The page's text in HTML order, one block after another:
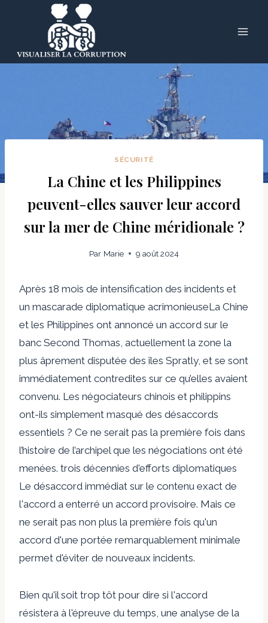
SÉCURITÉ
La Chine et les Philippines
peuvent-elles sauver leur accord
sur la mer de Chine méridionale ?
Par Marie 9 août 2024
Après 18 mois de intensification des incidents et
un mascarade diplomatique acrimonieuseLa Chine
et les Philippines ont annoncé un accord sur le
banc Second Thomas, actuellement la zone la
plus âprement disputée des îles Spratly, et se sont
immédiatement contredites sur ce qu’elles avaient
convenu. Les négociateurs chinois et philippins
ont-ils simplement masqué des désaccords
essentiels ? Ce ne serait pas la première fois dans
l’histoire de l’archipel que les négociations ont été
menées. trois décennies d'efforts diplomatiques
Le désaccord immédiat sur le contenu exact de
l'accord a enterré un accord provisoire. Mais ce
ne serait pas non plus la première fois qu'un
accord d'une portée remarquablement minimale
permet d'éviter de nouveaux incidents.
Bien qu'il soit trop tôt pour dire si l'accord
résistera à l'épreuve du temps, une analyse de la